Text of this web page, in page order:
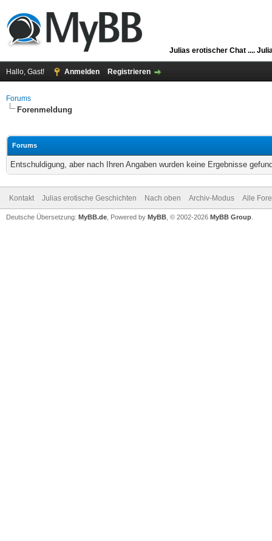
Julias erotischer Chat ....
Hallo, Gast! Anmelden Registrieren
Forums
Forenmeldung
Forums
Entschuldigung, aber nach Ihren Angaben wurden keine Ergebnisse
Kontakt Julias erotische Geschichten Nach oben Archiv-Modus Alle
Deutsche Übersetzung: MyBB.de , Powered by MyBB , © 2002-2026 MyBB Group